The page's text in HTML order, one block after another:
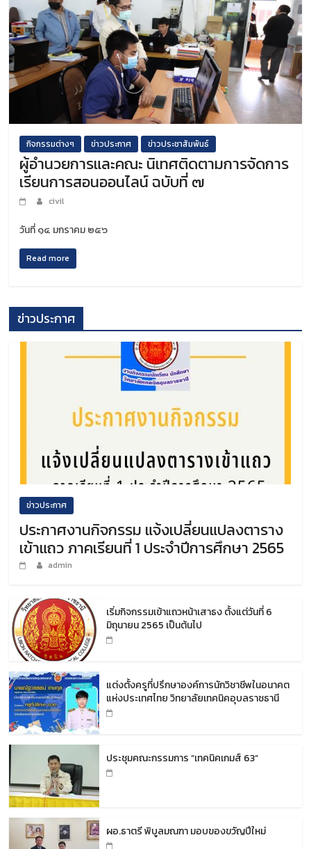
กิจกรรมต่างๆ ข่าวประกาศ ข่าวประชาสัมพันธ์
ผู้อำนวยการและคณะ นิเทศติดตามการจัดการ
เรียนการสอนออนไลน์ ฉบับที่ ๗
civil
วันที่ ๑๔ มกราคม ๒๕๖
Read more
ข่าวประกาศ
ข่าวประกาศ
ประกาศงานกิจกรรม แจ้งเปลี่ยนแปลงตาราง
เข้าแถว ภาคเรียนที่ 1 ประจำปีการศึกษา 2565
admin
เริ่มกิจกรรมเข้าแถวหน้าเสาธง ตั้งแต่วันที่ 6
มิถุนายน 2565 เป็นต้นไป
แต่งตั้งครูที่ปรึกษาองค์การนักวิชาชีพในอนาคต
แห่งประเทศไทย วิทยาลัยเทคนิคอุบลราชธานี
ประชุมคณะกรรมการ “เทคนิคเกมส์ 63”
ผอ.ธาตรี พิบูลมณฑา มอบของขวัญปีใหม่